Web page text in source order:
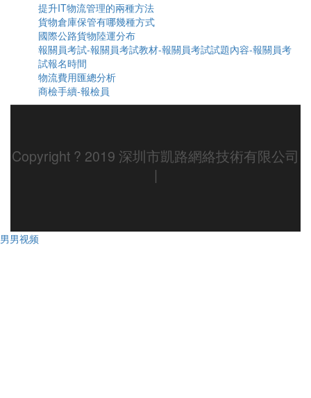
提升IT物流管理的兩種方法
貨物倉庫保管有哪幾種方式
國際公路貨物陸運分布
報關員考試-報關員考試教材-報關員考試試題內容-報關員考
試報名時間
物流費用匯總分析
商檢手續-報檢員
Copyright ? 2019 深圳市凱路網絡技術有限公司
|
男男视频